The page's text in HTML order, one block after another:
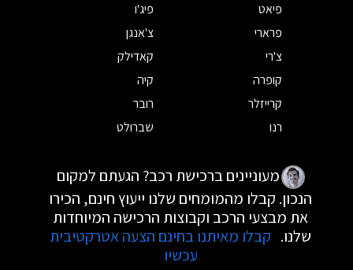
פיאט
פיג'ו
פרארי
צ'אנגן
צ'רי
קאדילק
קופרה
קיה
קרייזלר
רובר
רנו
שברולט
מעוניינים ברכישת רכב? הגעתם למקום
הנכון. קבלו מהמומחים שלנו ייעוץ חינם, הכירו
את מבצעי הרכב וקבוצות הרכישה המיוחדות
שלנו. קבלו מאיתנו בחינם הצעה אטרקטיבית
עכשיו